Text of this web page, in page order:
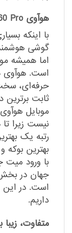
هوآوی P60 Pro همچنان قدرت‌نمایی می‌کند
با اینکه
گوشی
اما همیشه
است. هوآوی
حرفه‌ای،
ثابت
نیست زیرا
رتبه یک
بهترین بوکه
با ورود
جهان در بخش
داریم.
متفاوت،